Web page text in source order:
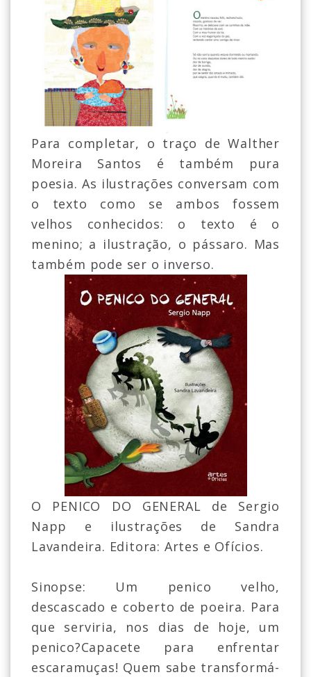
Para completar, o traço de Walther
Moreira Santos é também pura
poesia. As ilustrações conversam com
o texto como se ambos fossem
velhos conhecidos: o texto é o
menino; a ilustração, o pássaro. Mas
também pode ser o inverso.
O PENICO DO GENERAL de Sergio
Napp e ilustrações de Sandra
Lavandeira. Editora: Artes e Ofícios.
Sinopse: Um penico velho,
descascado e coberto de poeira. Para
que serviria, nos dias de hoje, um
penico?Capacete para enfrentar
escaramuças! Quem sabe transformá-